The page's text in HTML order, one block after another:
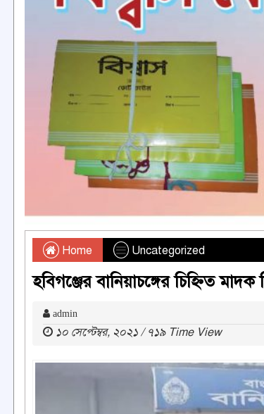
Home Uncategorized
হবিগঞ্জের বানিয়াচঙ্গের চিহ্নিত
admin
১০ সেপ্টেম্বর, ২০২১ / ৭১৯ Time View